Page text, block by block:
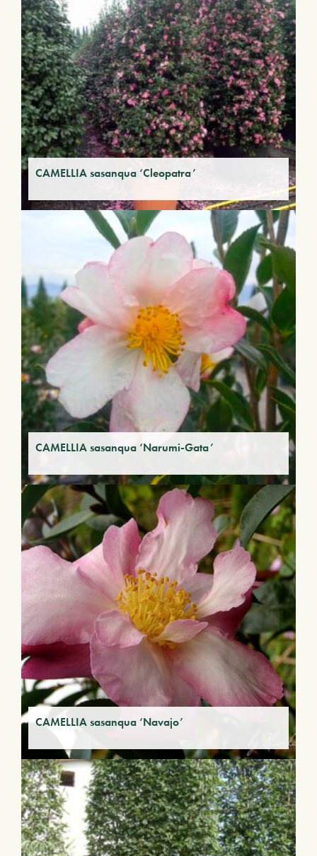
CAMELLIA sasanqua ‘Cleopatra’
CAMELLIA sasanqua ‘Narumi-Gata’
CAMELLIA sasanqua ‘Navajo’